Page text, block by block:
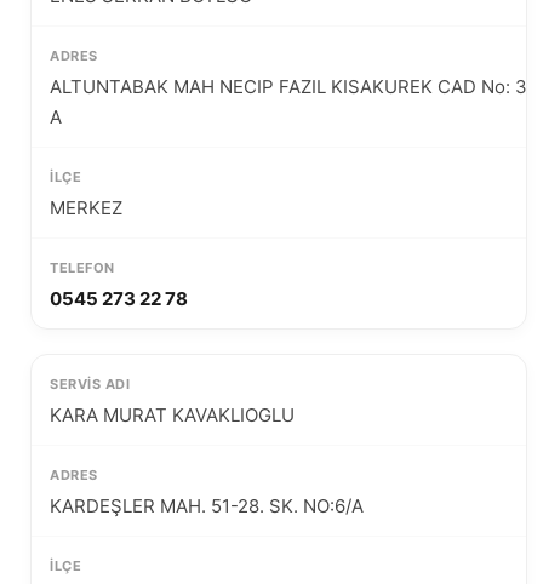
ALTUNTABAK MAH NECIP FAZIL KISAKUREK CAD No: 38
A
MERKEZ
0545 273 22 78
KARA MURAT KAVAKLIOGLU
KARDEŞLER MAH. 51-28. SK. NO:6/A